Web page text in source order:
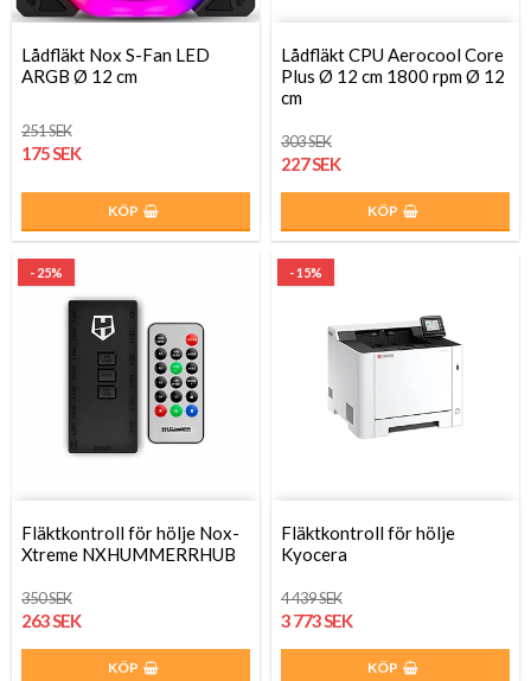
Lådfläkt Nox S-Fan LED
ARGB Ø 12 cm
251 SEK
175 SEK
KÖP
Lådfläkt CPU Aerocool Core
Plus Ø 12 cm 1800 rpm Ø 12
cm
303 SEK
227 SEK
KÖP
- 25%
Fläktkontroll för hölje Nox-
Xtreme NXHUMMERRHUB
350 SEK
263 SEK
KÖP
- 15%
Fläktkontroll för hölje
Kyocera
4 439 SEK
3 773 SEK
KÖP